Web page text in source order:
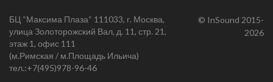
БЦ “Максима Плаза“ 111033, г. Москва,
улица Золоторожский Вал, д. 11, стр. 21,
этаж 1, офис 111
(м.Римская / м.Площадь Ильича)
тел.:+7(495)978-96-46
© InSound 2015-
2026